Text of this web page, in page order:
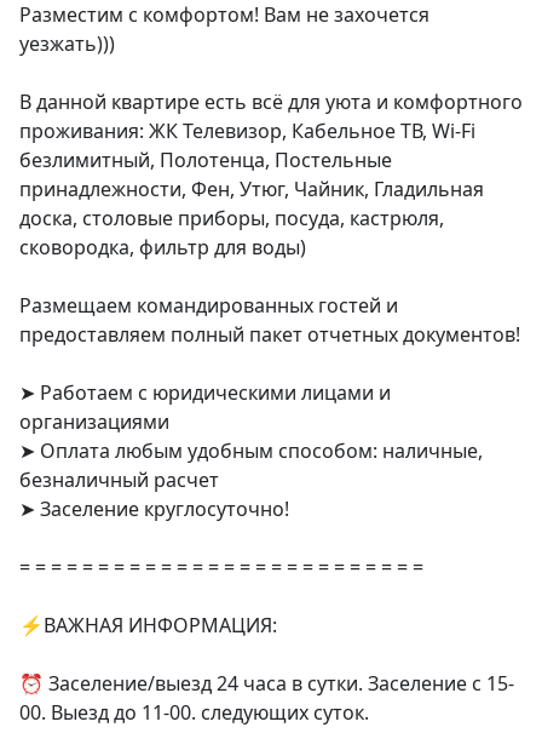
Разместим с комфортом! Вам не захочется
уезжать)))
В данной квартире есть всё для уюта и комфортного
проживания: ЖК Телевизор, Кабельное ТВ, Wi-Fi
безлимитный, Полотенца, Постельные
принадлежности, Фен, Утюг, Чайник, Гладильная
доска, столовые приборы, посуда, кастрюля,
сковородка, фильтр для воды)
Размещаем командированных гостей и
предоставляем полный пакет отчетных документов!
➤ Работаем с юридическими лицами и
организациями
➤ Оплата любым удобным способом: наличные,
безналичный расчет
➤ Заселение круглосуточно!
= = = = = = = = = = = = = = = = = = = = = = = = = =
⚡ВАЖНАЯ ИНФОРМАЦИЯ:
⏰ Заселение/выезд 24 часа в сутки. Заселение с 15-
00. Выезд до 11-00. следующих суток.